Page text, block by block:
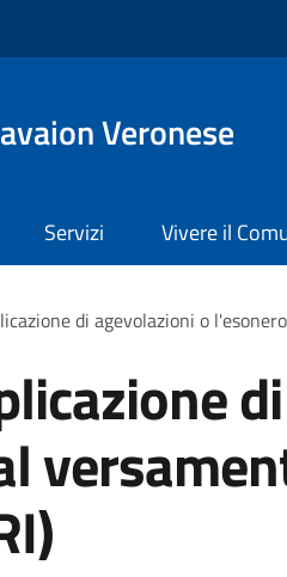
Veronese
Servizi Vivere il
di agevolazioni o